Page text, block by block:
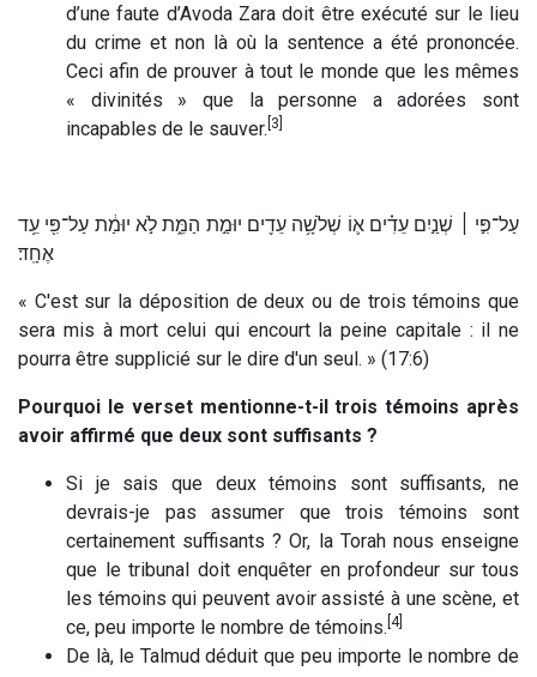
d’une faute d’Avoda Zara doit être exécuté sur le lieu
du crime et non là où la sentence a été prononcée.
Ceci afin de prouver à tout le monde que les mêmes
« divinités » que la personne a adorées sont
incapables de le sauver. [3]
עַל־פִּ֣י ׀ שְׁנַ֣יִם עֵדִ֗ים א֛וֹ שְׁלֹשָׁ֥ה עֵדִ֖ים יוּמַ֣ת הַמֵּ֑ת לֹ֣א יוּמַ֔ת עַל־פִּ֖י עֵ֥ד
אֶחָֽד׃
« C'est sur la déposition de deux ou de trois témoins que
sera mis à mort celui qui encourt la peine capitale : il ne
pourra être supplicié sur le dire d'un seul. » (17:6)
Pourquoi le verset mentionne-t-il trois témoins après
avoir affirmé que deux sont suffisants ?
Si je sais que deux témoins sont suffisants, ne
devrais-je pas assumer que trois témoins sont
certainement suffisants ? Or, la Torah nous enseigne
que le tribunal doit enquêter en profondeur sur tous
les témoins qui peuvent avoir assisté à une scène, et
ce, peu importe le nombre de témoins. [4]
De là, le Talmud déduit que peu importe le nombre de